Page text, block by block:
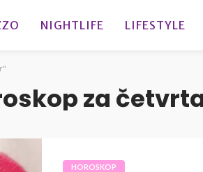
NIGHTLIFE LIFESTYLE
za
HOROSKOP